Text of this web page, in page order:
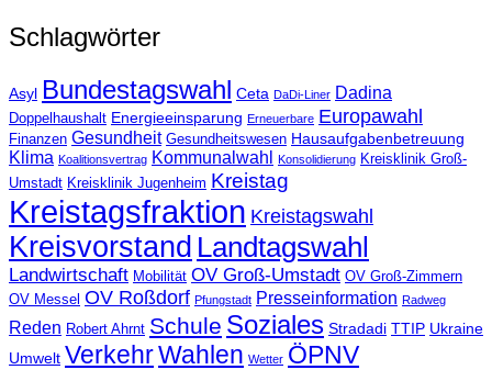
Schlagwörter
Asyl Bundestagswahl Ceta DaDi-Liner Dadina
Doppelhaushalt Energieeinsparung Erneuerbare Europawahl
Finanzen Gesundheit Gesundheitswesen Hausaufgabenbetreuung
Klima Koalitionsvertrag Kommunalwahl Konsolidierung Kreisklinik Groß-
Umstadt Kreisklinik Jugenheim Kreistag
Kreistagsfraktion Kreistagswahl
Kreisvorstand Landtagswahl
Landwirtschaft Mobilität OV Groß-Umstadt OV Groß-Zimmern
OV Messel OV Roßdorf Pfungstadt Presseinformation Radweg
Reden Robert Ahrnt Schule Soziales Stradadi TTIP Ukraine
Umwelt VerkehrWahlen Wetter ÖPNV